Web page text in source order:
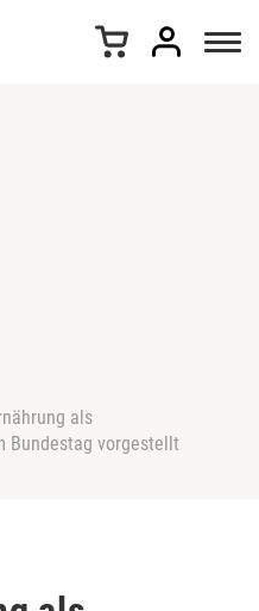
als
Bundestag vorgestellt